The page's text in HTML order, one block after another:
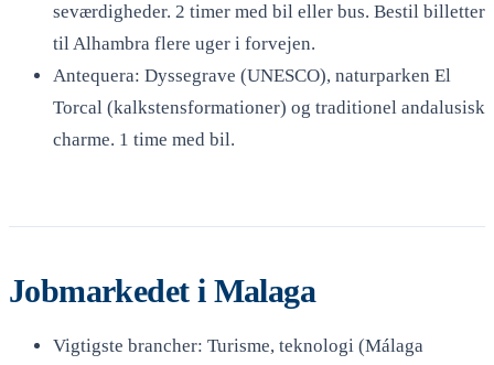
seværdigheder. 2 timer med bil eller bus. Bestil billetter
til Alhambra flere uger i forvejen.
Antequera: Dyssegrave (UNESCO), naturparken El
Torcal (kalkstensformationer) og traditionel andalusisk
charme. 1 time med bil.
Jobmarkedet i Malaga
Vigtigste brancher: Turisme, teknologi (Málaga